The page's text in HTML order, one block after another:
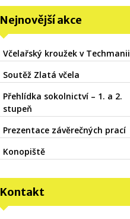
Nejnovější akce
Včelařský kroužek v Techmanii
Soutěž Zlatá včela
Přehlídka sokolnictví – 1. a 2.
stupeň
Prezentace závěrečných prací
Konopiště
Kontakt